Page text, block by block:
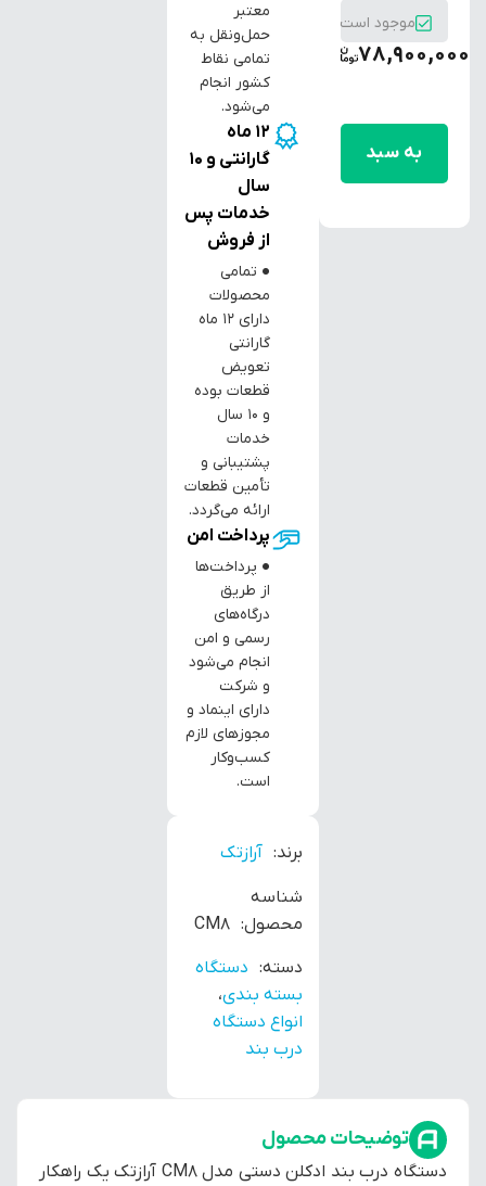
موجود است
78,900,000
به سبد
برند: آرازتک
شناسه
محصول: CM8
دسته: دستگاه
بسته بندی،
انواع دستگاه
درب بند
معتبر
حمل‌ونقل به
تمامی نقاط
کشور انجام
می‌شود.
12 ماه
گارانتی و 10
سال
خدمات پس
از فروش
● تمامی
محصولات
دارای ۱۲ ماه
گارانتی
تعویض
قطعات بوده
و ۱۰ سال
خدمات
پشتیبانی و
تأمین قطعات
ارائه می‌گردد.
پرداخت امن
● پرداخت‌ها
از طریق
درگاه‌های
رسمی و امن
انجام می‌شود
و شرکت
دارای اینماد و
مجوزهای لازم
کسب‌وکار
است.
توضیحات محصول
دستگاه درب بند ادکلن دستی مدل CM8 آرازتک یک راهکار